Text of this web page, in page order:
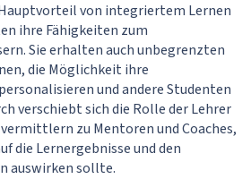
von integriertem Lernen
ihre Fähigkeiten zum
Sie erhalten auch unbegrenzten
die Möglichkeit ihre
und andere Studenten
verschiebt sich die Rolle der Lehrer
zu Mentoren und Coaches,
die Lernergebnisse und den
auswirken sollte.